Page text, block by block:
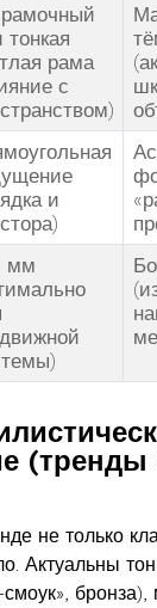
тонкая
рама
с
и
мм
(тренды
не только
Актуальны